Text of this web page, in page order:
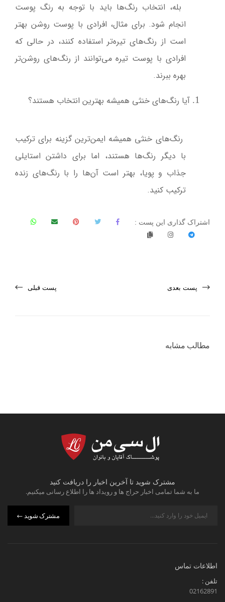
بله، انتخاب رنگ‌ها باید با توجه به رنگ پوست
انجام شود. برای مثال، افرادی با پوست روشن بهتر
است از رنگ‌های تیره‌تر استفاده کنند، در حالی که
افرادی با پوست تیره می‌توانند از رنگ‌های روشن‌تر
بهره ببرند.
آیا رنگ‌های خنثی همیشه بهترین انتخاب هستند؟
رنگ‌های خنثی همیشه ایمن‌ترین گزینه برای ترکیب
با دیگر رنگ‌ها هستند، اما برای داشتن استایلی
جذاب و پویا، بهتر است آن‌ها را با رنگ‌های زنده
ترکیب کنید.
اشتراک گذاری این پست :
پست قبلی پست بعدی
مطالب مشابه
مشترک شوید تا آخرین اخبار را دریافت کنید
ما به شما تمامی اخبار حراج ها و رویداد ها را اطلاع رسانی میکنیم.
مشترک شوید
اطلاعات تماس
تلفن :
02162891